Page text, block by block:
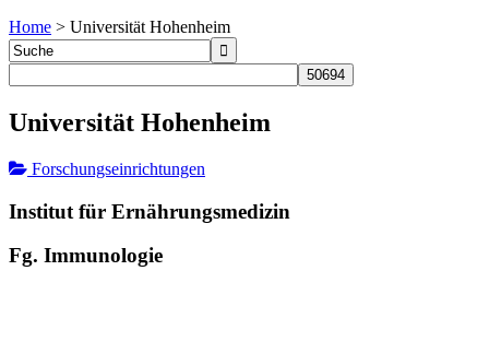
Home > Universität Hohenheim
Universität Hohenheim
Forschungseinrichtungen
Institut für Ernährungsmedizin
Fg. Immunologie